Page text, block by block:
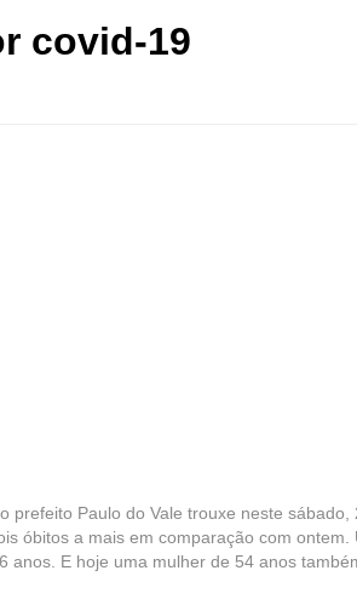
covid-19
prefeito Paulo do Vale trouxe neste sábado,
óbitos a mais em comparação com ontem.
anos. E hoje uma mulher de 54 anos